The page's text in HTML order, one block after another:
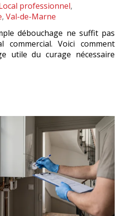
professionnel,
, Val-de-Marne
débouchage ne suffit pas
Voici comment
utile du curage nécessaire